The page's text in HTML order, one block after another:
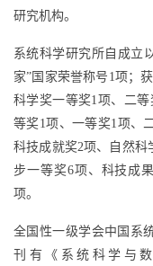
研究机构。
系统科学研究所自成立
家”国家荣誉称号1项；
科学奖一等奖1项、二
等奖1项、一等奖1项、
科技成就奖2项、自然科
步一等奖6项、科技成
项。
全国性一级学会中国系
刊有《系统科学与